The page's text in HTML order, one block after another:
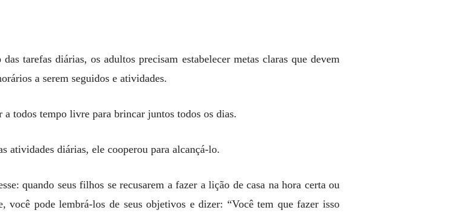
tarefas diárias, os adultos precisam estabelecer metas claras que devem
a serem seguidos e atividades.
todos tempo livre para brincar juntos todos os dias.
atividades diárias, ele cooperou para alcançá-lo.
quando seus filhos se recusarem a fazer a lição de casa na hora certa ou
você pode lembrá-los de seus objetivos e dizer: “Você tem que fazer isso